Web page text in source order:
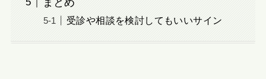
受診や相談を検討してもいいサイン